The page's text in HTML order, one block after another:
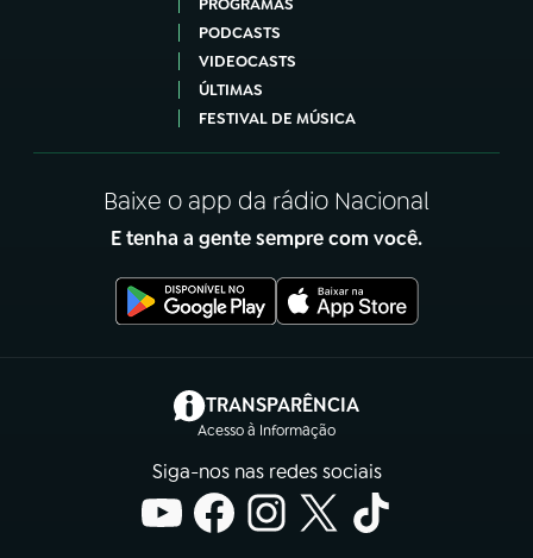
PROGRAMAS
PODCASTS
VIDEOCASTS
ÚLTIMAS
FESTIVAL DE MÚSICA
Baixe o app da rádio Nacional
E tenha a gente sempre com você.
TRANSPARÊNCIA
Acesso à Informação
(abre em nova aba)
Siga-nos nas redes sociais